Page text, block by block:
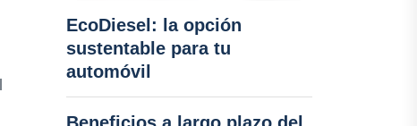
EcoDiesel: la opción
sustentable para tu
automóvil